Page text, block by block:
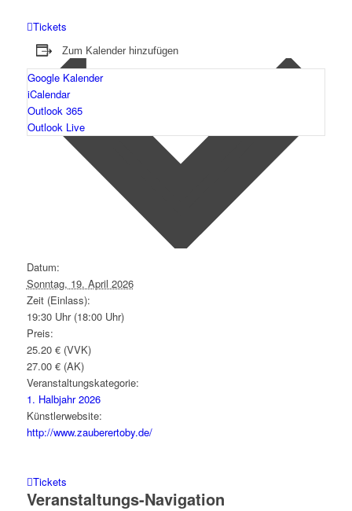
Tickets
Zum Kalender hinzufügen
Google Kalender
iCalendar
Outlook 365
Outlook Live
Datum:
Sonntag, 19. April 2026
Zeit (Einlass):
19:30 Uhr (18:00 Uhr)
Preis:
25.20 € (VVK)
27.00 € (AK)
Veranstaltungskategorie:
1. Halbjahr 2026
Künstlerwebsite:
http://www.zauberertoby.de/
Tickets
Veranstaltungs-Navigation